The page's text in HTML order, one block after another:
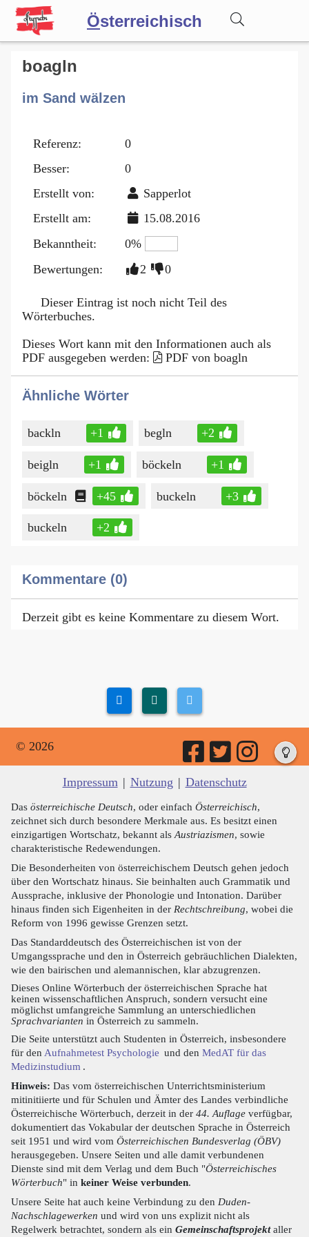
Österreichisch
Wörterbuch
Forum
Blog
boagln
im Sand wälzen
Referenz:
0
Besser:
0
Erstellt von:
Sapperlot
Erstellt am:
15.08.2016
Bekanntheit:
0%
Bewertungen:
2 0
Dieser Eintrag ist noch nicht Teil des
Wörterbuches.
Dieses Wort kann mit den Informationen auch als
PDF ausgegeben werden:
PDF von boagln
Ähnliche Wörter
backln +1 begln +2
beigln +1 böckeln +1
böckeln +45 buckeln +3
buckeln +2
Kommentare (0)
Derzeit gibt es keine Kommentare zu diesem Wort.
© 2026
Impressum | Nutzung | Datenschutz
Das österreichische Deutsch, oder einfach Österreichisch,
zeichnet sich durch besondere Merkmale aus. Es besitzt einen
einzigartigen Wortschatz, bekannt als Austriazismen, sowie
charakteristische Redewendungen.
Die Besonderheiten von österreichischem Deutsch gehen jedoch
über den Wortschatz hinaus. Sie beinhalten auch Grammatik und
Aussprache, inklusive der Phonologie und Intonation. Darüber
hinaus finden sich Eigenheiten in der Rechtschreibung, wobei die
Reform von 1996 gewisse Grenzen setzt.
Das Standarddeutsch des Österreichischen ist von der
Umgangssprache und den in Österreich gebräuchlichen Dialekten,
wie den bairischen und alemannischen, klar abzugrenzen.
Dieses Online Wörterbuch der österreichischen Sprache hat
keinen wissenschaftlichen Anspruch, sondern versucht eine
möglichst umfangreiche Sammlung an unterschiedlichen
Sprachvarianten in Österreich zu sammeln.
Die Seite unterstützt auch Studenten in Österreich, insbesondere
für den Aufnahmetest Psychologie und den MedAT für das
Medizinstudium .
Hinweis: Das vom österreichischen Unterrichtsministerium
mitinitiierte und für Schulen und Ämter des Landes verbindliche
Österreichische Wörterbuch, derzeit in der 44. Auflage verfügbar,
dokumentiert das Vokabular der deutschen Sprache in Österreich
seit 1951 und wird vom Österreichischen Bundesverlag (ÖBV)
herausgegeben. Unsere Seiten und alle damit verbundenen
Dienste sind mit dem Verlag und dem Buch "Österreichisches
Wörterbuch" in keiner Weise verbunden.
Unsere Seite hat auch keine Verbindung zu den Duden-
Nachschlagewerken und wird von uns explizit nicht als
Regelwerk betrachtet, sondern als ein Gemeinschaftsprojektaller